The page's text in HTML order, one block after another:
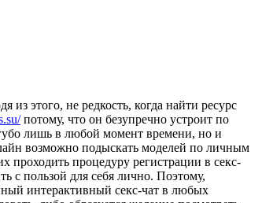
этого, не редкость, когда найти ресурс
потому, что он безупречно устроит по
лишь в любой момент времени, но и
возможно подыскать моделей по личным
процедуру регистрации в секс-
с пользой для себя лично. Поэтому,
интерактивный секс-чат в любых